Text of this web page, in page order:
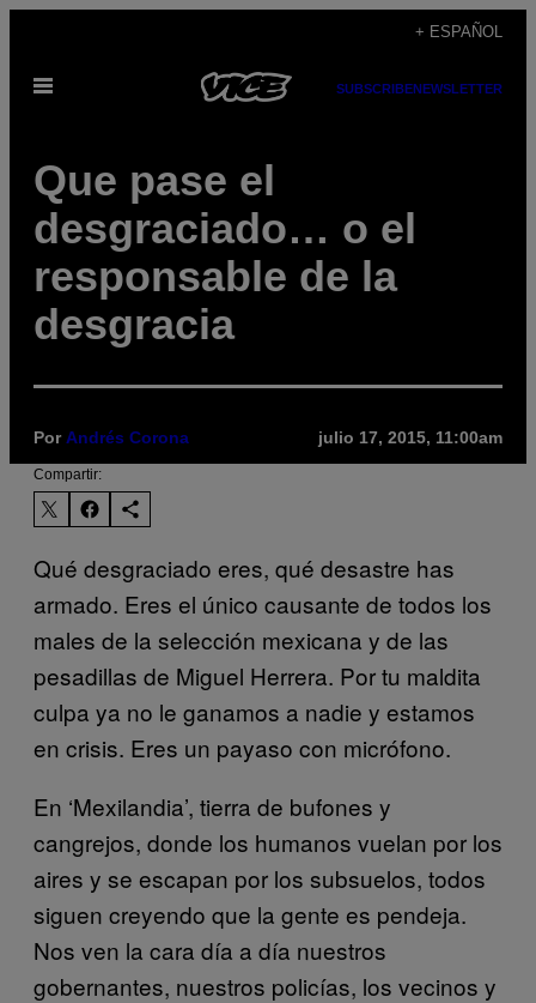
contenido
+ ESPAÑOL
Abrir
SUBSCRIBENEWSLETTER
Que pase el
desgraciado… o el
responsable de la
desgracia
Por Andrés Corona julio 17, 2015, 11:00am
Compartir:
Qué desgraciado eres, qué desastre has
armado. Eres el único causante de todos los
males de la selección mexicana y de las
pesadillas de Miguel Herrera. Por tu maldita
culpa ya no le ganamos a nadie y estamos
en crisis. Eres un payaso con micrófono.
En ‘Mexilandia’, tierra de bufones y
cangrejos, donde los humanos vuelan por los
aires y se escapan por los subsuelos, todos
siguen creyendo que la gente es pendeja.
Nos ven la cara día a día nuestros
gobernantes, nuestros policías, los vecinos y